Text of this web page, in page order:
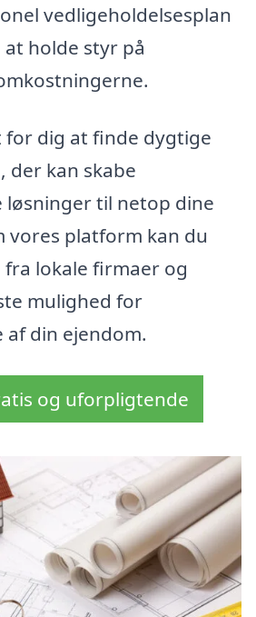
vedligeholdelsesplan
holde styr på
for dig at finde dygtige
der kan skabe
til netop dine
vores platform kan du
lokale firmaer og
mulighed for
af din ejendom.
og uforpligtende